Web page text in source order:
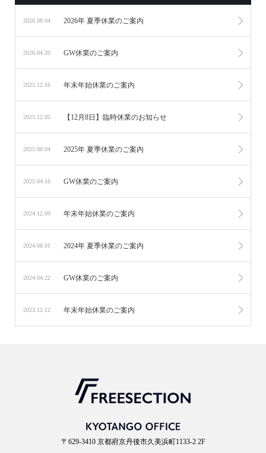
2026.08.04 2026年 夏季休業のご案内
2026.04.20 GW休業のご案内
2025.12.16 年末年始休業のご案内
2025.12.05 【12月8日】臨時休業のお知らせ
2025.08.04 2025年 夏季休業のご案内
2025.04.16 GW休業のご案内
2024.12.09 年末年始休業のご案内
2024.08.01 2024年 夏季休業のご案内
2024.04.22 GW休業のご案内
2023.12.12 年末年始休業のご案内
〒629-3410 京都府京丹後市久美浜町1133-2 2F